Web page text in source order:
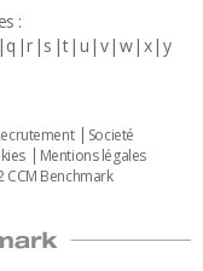
:
q r s t u v w x y
Societé
Mentions légales
CCM Benchmark